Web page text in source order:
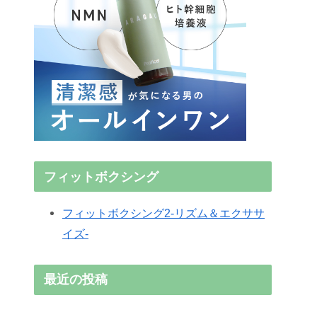
フィットボクシング
フィットボクシング2-リズム＆エクササ
イズ-
最近の投稿